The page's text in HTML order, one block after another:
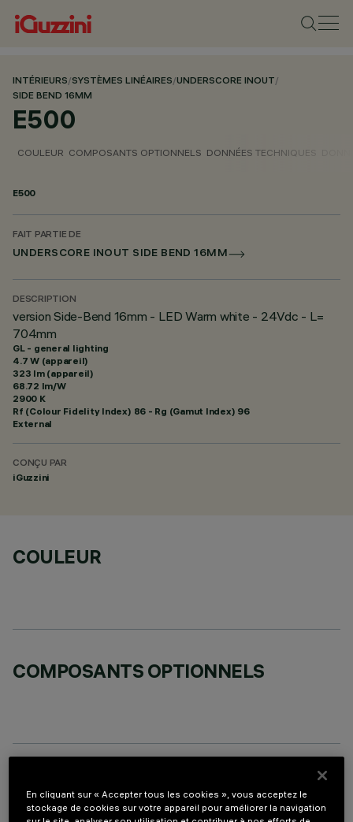
INTÉRIEURS/SYSTÈMES LINÉAIRES/UNDERSCORE INOUT/
SIDE BEND 16MM
E500
COULEUR COMPOSANTS OPTIONNELS DONNÉES TECHNIQUES
E500
FAIT PARTIE DE
UNDERSCORE INOUT SIDE BEND 16MM
DESCRIPTION
version Side-Bend 16mm - LED Warm white - 24Vdc - L=
704mm
GL - general lighting
4.7 W (appareil)
323 lm (appareil)
68.72 lm/W
2900 K
Rf (Colour Fidelity Index) 86 - Rg (Gamut Index) 96
External
CONÇU PAR
iGuzzini
COULEUR
COMPOSANTS OPTIONNELS
DONNÉES TECHNIQUES
DERNIÈRE MISE À JOUR: 06/08/2026
En cliquant sur « Accepter tous les cookies », vous acceptez le
stockage de cookies sur votre appareil pour améliorer la navigation